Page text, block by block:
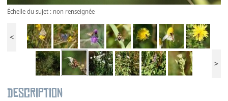
Échelle du sujet : non renseignée
<
>
Description